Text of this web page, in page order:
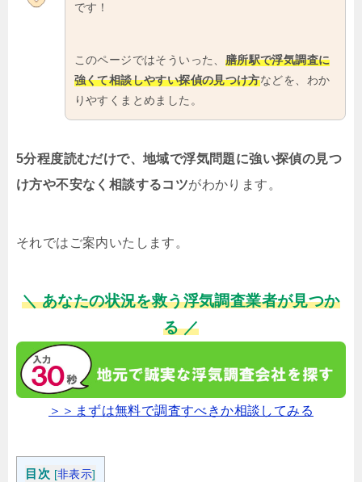
です！
このページではそういった、 膳所駅で浮気調査に
強くて相談しやすい探偵の見つけ方などを、わか
りやすくまとめました。
5分程度読むだけで、地域で浮気問題に強い探偵の見つ
け方や不安なく相談するコツがわかります。
それではご案内いたします。
＼ あなたの状況を救う浮気調査業者が見つか
る ／
＞＞まずは無料で調査すべきか相談してみる
目次 [非表示]